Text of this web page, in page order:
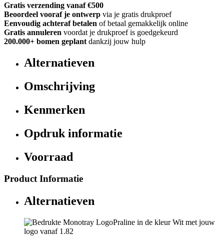
Gratis verzending vanaf €500
Beoordeel vooraf je ontwerp via je gratis drukproef
Eenvoudig achteraf betalen of betaal gemakkelijk online
Gratis annuleren voordat je drukproef is goedgekeurd
200.000+ bomen geplant dankzij jouw hulp
Alternatieven
Omschrijving
Kenmerken
Opdruk informatie
Voorraad
Product Informatie
Alternatieven